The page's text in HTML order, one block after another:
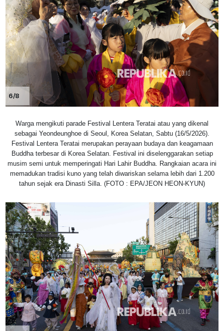
6/8
Warga mengikuti parade Festival Lentera Teratai atau yang dikenal
sebagai Yeondeunghoe di Seoul, Korea Selatan, Sabtu (16/5/2026).
Festival Lentera Teratai merupakan perayaan budaya dan keagamaan
Buddha terbesar di Korea Selatan. Festival ini diselenggarakan setiap
musim semi untuk memperingati Hari Lahir Buddha. Rangkaian acara ini
memadukan tradisi kuno yang telah diwariskan selama lebih dari 1.200
tahun sejak era Dinasti Silla. (FOTO : EPA/JEON HEON-KYUN)